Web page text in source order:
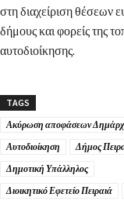
στη διαχείριση θέσεων
δήμους και φορείς της
αυτοδιοίκησης.
TAGS
Ακύρωση αποφάσεων
Αυτοδιοίκηση
Δήμος
Δημοτική Υπάλληλος
Διοικητικό Εφετείο Πειραιά